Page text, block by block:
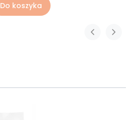
Do koszyka